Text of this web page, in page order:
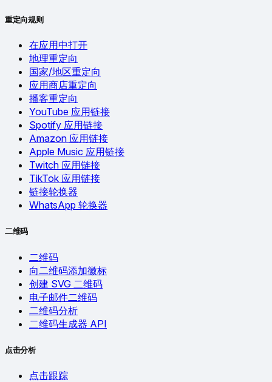
重定向规则
在应用中打开
地理重定向
国家/地区重定向
应用商店重定向
播客重定向
YouTube 应用链接
Spotify 应用链接
Amazon 应用链接
Apple Music 应用链接
Twitch 应用链接
TikTok 应用链接
链接轮换器
WhatsApp 轮换器
二维码
二维码
向二维码添加徽标
创建 SVG 二维码
电子邮件二维码
二维码分析
二维码生成器 API
点击分析
点击跟踪